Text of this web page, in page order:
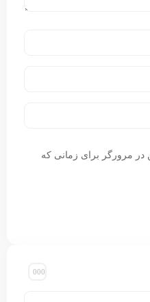
در مرورگر برای زمانی که